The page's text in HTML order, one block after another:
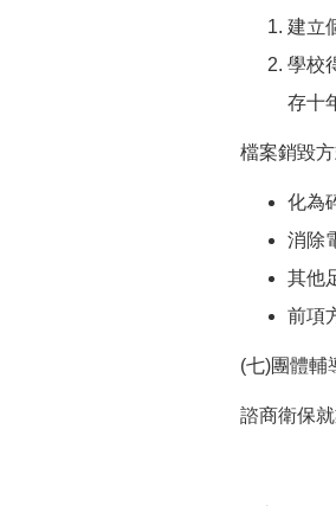
建立
學校
存十
檔案銷毀
化為
消除
其他
前項
(七)團體輔
諮商衛保